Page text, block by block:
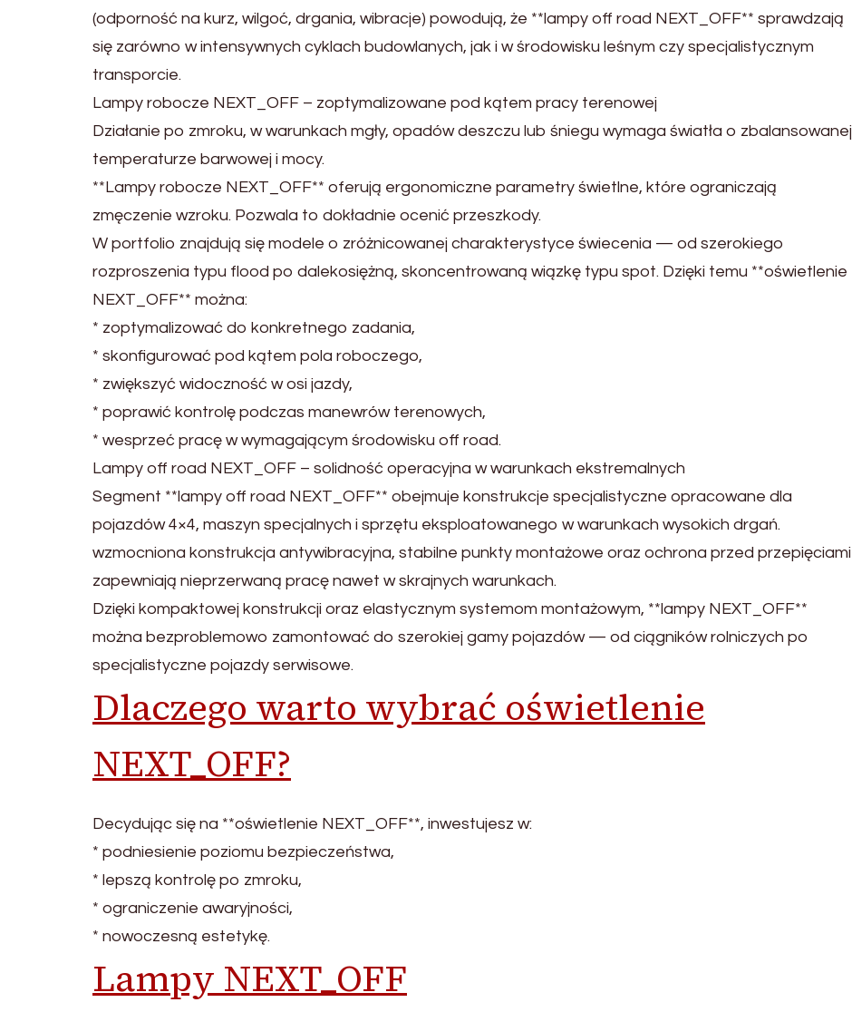
(odporność na kurz, wilgoć, drgania, wibracje) powodują, że **lampy off road NEXT_OFF** sprawdzają
się zarówno w intensywnych cyklach budowlanych, jak i w środowisku leśnym czy specjalistycznym
transporcie.
Lampy robocze NEXT_OFF – zoptymalizowane pod kątem pracy terenowej
Działanie po zmroku, w warunkach mgły, opadów deszczu lub śniegu wymaga światła o zbalansowanej
temperaturze barwowej i mocy.
**Lampy robocze NEXT_OFF** oferują ergonomiczne parametry świetlne, które ograniczają
zmęczenie wzroku. Pozwala to dokładnie ocenić przeszkody.
W portfolio znajdują się modele o zróżnicowanej charakterystyce świecenia — od szerokiego
rozproszenia typu flood po dalekosiężną, skoncentrowaną wiązkę typu spot. Dzięki temu **oświetlenie
NEXT_OFF** można:
* zoptymalizować do konkretnego zadania,
* skonfigurować pod kątem pola roboczego,
* zwiększyć widoczność w osi jazdy,
* poprawić kontrolę podczas manewrów terenowych,
* wesprzeć pracę w wymagającym środowisku off road.
Lampy off road NEXT_OFF – solidność operacyjna w warunkach ekstremalnych
Segment **lampy off road NEXT_OFF** obejmuje konstrukcje specjalistyczne opracowane dla
pojazdów 4×4, maszyn specjalnych i sprzętu eksploatowanego w warunkach wysokich drgań.
wzmocniona konstrukcja antywibracyjna, stabilne punkty montażowe oraz ochrona przed przepięciami
zapewniają nieprzerwaną pracę nawet w skrajnych warunkach.
Dzięki kompaktowej konstrukcji oraz elastycznym systemom montażowym, **lampy NEXT_OFF**
można bezproblemowo zamontować do szerokiej gamy pojazdów — od ciągników rolniczych po
specjalistyczne pojazdy serwisowe.
Dlaczego warto wybrać oświetlenie
NEXT_OFF?
Decydując się na **oświetlenie NEXT_OFF**, inwestujesz w:
* podniesienie poziomu bezpieczeństwa,
* lepszą kontrolę po zmroku,
* ograniczenie awaryjności,
* nowoczesną estetykę.
Lampy NEXT_OFF